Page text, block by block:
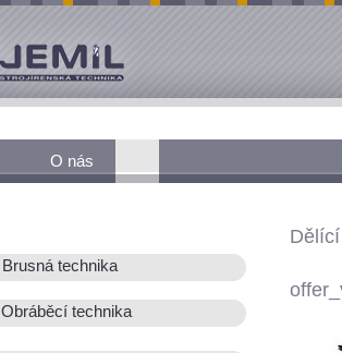
O nás
Brusná technika
Obráběcí technika